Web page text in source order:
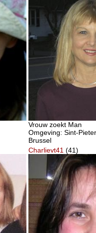
Vrouw zoekt Man
Omgeving: Sint-
Brussel
Charlievt41 (41)